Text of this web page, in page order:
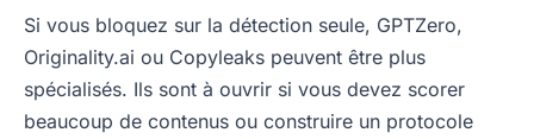
Si vous bloquez sur la détection seule, GPTZero,
Originality.ai ou Copyleaks peuvent être plus
spécialisés. Ils sont à ouvrir si vous devez scorer
beaucoup de contenus ou construire un protocole